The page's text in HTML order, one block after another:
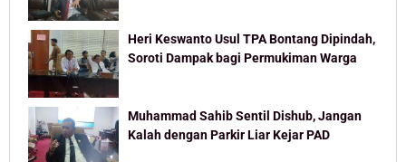
Heri Keswanto Usul TPA Bontang Dipindah,
Soroti Dampak bagi Permukiman Warga
Muhammad Sahib Sentil Dishub, Jangan
Kalah dengan Parkir Liar Kejar PAD